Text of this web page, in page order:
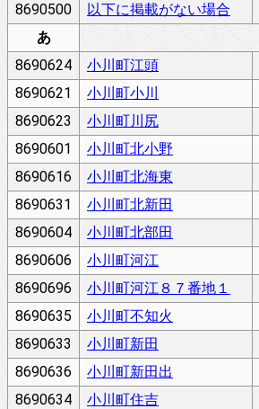
8690500
以下に掲載がない場合
あ
8690624
小川町江頭
8690621
小川町小川
8690623
小川町川尻
8690601
小川町北小野
8690616
小川町北海東
8690631
小川町北新田
8690604
小川町北部田
8690606
小川町河江
8690696
小川町河江８７番地１
8690635
小川町不知火
8690633
小川町新田
8690636
小川町新田出
8690634
小川町住吉